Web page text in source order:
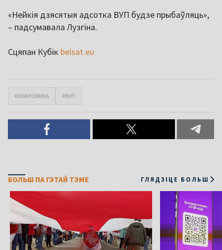
«Нейкія дзясятыя адсотка ВУП будзе прыбаўляць»,
– падсумавала Лузгіна.
Сцяпан Кубік belsat.eu
#ЭКАНОМІКА #ВУП
БОЛЬШ ПА ГЭТАЙ ТЭМЕ ГЛЯДЗІЦЕ БОЛЬШ